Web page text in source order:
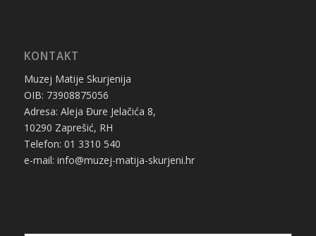
KONTAKT
Muzej Matije Skurjenija
OIB: 73908875056
Adresa: Aleja Đure Jelačića 8,
10290 Zaprešić, RH
Telefon: 01 3310 540
e-mail: info@muzej-matija-skurjeni.hr